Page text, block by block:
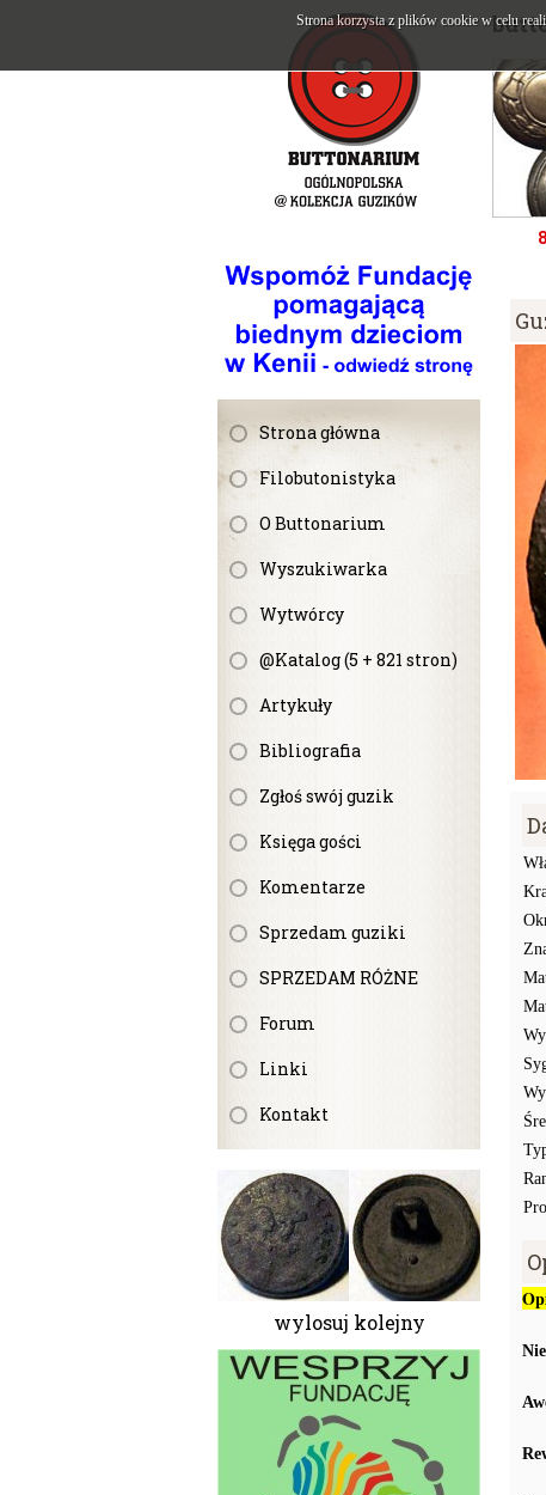
Strona główna
Filobutonistyka
O Buttonarium
Wyszukiwarka
Wytwórcy
@Katalog (5 + 821 stron)
Artykuły
Bibliografia
Zgłoś swój guzik
Księga gości
Komentarze
Sprzedam guziki
SPRZEDAM RÓŻNE
Forum
Linki
Kontakt
wylosuj kolejny
Strona korzysta z plików cookie w celu